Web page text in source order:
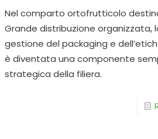
Nel comparto ortofrutticolo
Grande distribuzione organizzata,
gestione del packaging e
è diventata una componente
strategica della filiera.